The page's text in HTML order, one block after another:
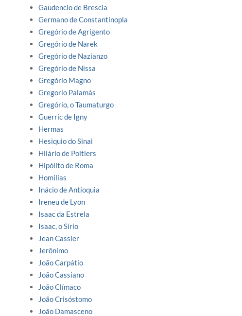
Gaudencio de Brescia
Germano de Constantinopla
Gregório de Agrigento
Gregório de Narek
Gregório de Nazianzo
Gregório de Nissa
Gregório Magno
Gregorio Palamàs
Gregório, o Taumaturgo
Guerric de Igny
Hermas
Hesiquio do Sinai
Hilário de Poitiers
Hipólito de Roma
Homilias
Inácio de Antioquia
Ireneu de Lyon
Isaac da Estrela
Isaac, o Sírio
Jean Cassier
Jerônimo
João Carpátio
João Cassiano
João Clímaco
João Crisóstomo
João Damasceno